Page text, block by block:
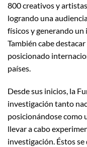
800 creativos y
logrando una
físicos y generando
También cabe
posicionado
países.
Desde sus inicios, la
investigación tanto
posicionándose como
llevar a cabo
investigación. Éstos